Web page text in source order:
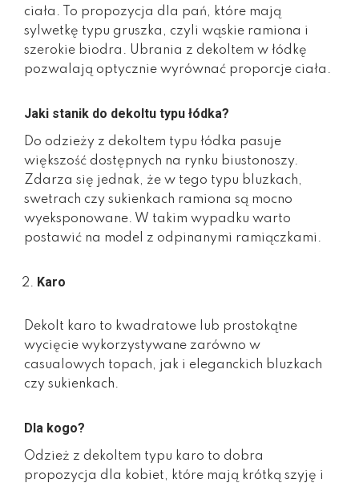
ciała. To propozycja dla pań, które mają
sylwetkę typu gruszka, czyli wąskie ramiona i
szerokie biodra. Ubrania z dekoltem w łódkę
pozwalają optycznie wyrównać proporcje ciała.
Jaki stanik do dekoltu typu łódka?
Do odzieży z dekoltem typu łódka pasuje
większość dostępnych na rynku biustonoszy.
Zdarza się jednak, że w tego typu bluzkach,
swetrach czy sukienkach ramiona są mocno
wyeksponowane. W takim wypadku warto
postawić na model z odpinanymi ramiączkami.
Karo
Dekolt karo to kwadratowe lub prostokątne
wycięcie wykorzystywane zarówno w
casualowych topach, jak i eleganckich bluzkach
czy sukienkach.
Dla kogo?
Odzież z dekoltem typu karo to dobra
propozycja dla kobiet, które mają krótką szyję i